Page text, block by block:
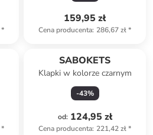
*
159,95 zł
Cena producenta: 286,67 zł*
*
SABOKETS
Klapki w kolorze czarnym
-43%
od: 124,95 zł
Cena producenta: 221,42 zł*